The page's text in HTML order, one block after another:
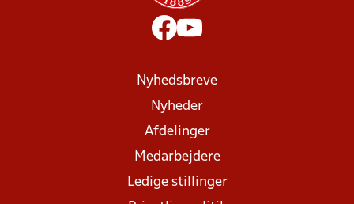
Nyhedsbreve
Nyheder
Afdelinger
Medarbejdere
Ledige stillinger